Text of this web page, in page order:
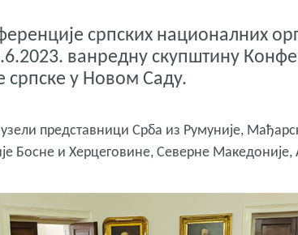
српских националних
ванредну скупштину
српске у Новом Саду.
представници Срба из Румуније,
Босне и Херцеговине, Северне Македоније,